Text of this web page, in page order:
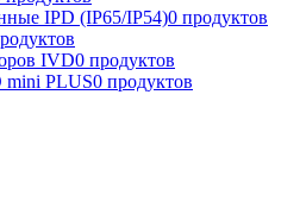
IPD (IP65/IP54)0 продуктов
IVD0 продуктов
mini PLUS0 продуктов